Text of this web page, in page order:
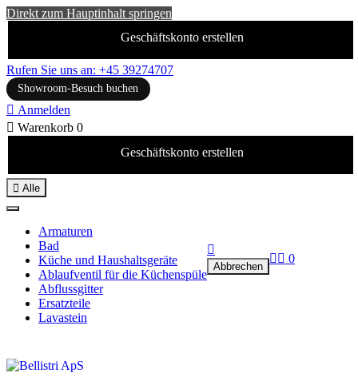
Direkt zum Hauptinhalt springen
Geschäftskonto erstellen
Rufen Sie uns an: +45 39274707
Showroom-Besuch buchen
 Anmelden
 Warenkorb 0
Geschäftskonto erstellen
 Alle
Armaturen
Bad
Küche und Haushaltsgeräte
Ablaufventil für die Küchenspüle
Abflussgitter
Ersatzteile
Lavastein

Abbrechen
  0